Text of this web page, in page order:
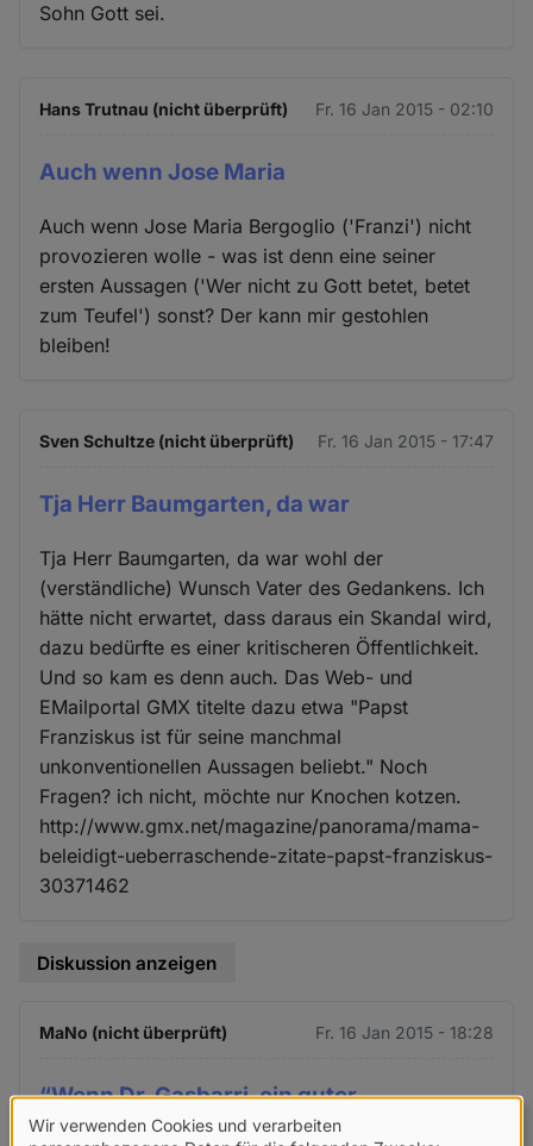
Sohn Gott sei.
Hans Trutnau (nicht überprüft) Fr. 16 Jan 2015 - 02:10
Auch wenn Jose Maria
Auch wenn Jose Maria Bergoglio ('Franzi') nicht
provozieren wolle - was ist denn eine seiner
ersten Aussagen ('Wer nicht zu Gott betet, betet
zum Teufel') sonst? Der kann mir gestohlen
bleiben!
Sven Schultze (nicht überprüft) Fr. 16 Jan 2015 - 17:47
Tja Herr Baumgarten, da war
Tja Herr Baumgarten, da war wohl der
(verständliche) Wunsch Vater des Gedankens. Ich
hätte nicht erwartet, dass daraus ein Skandal wird,
dazu bedürfte es einer kritischeren Öffentlichkeit.
Und so kam es denn auch. Das Web- und
EMailportal GMX titelte dazu etwa "Papst
Franziskus ist für seine manchmal
unkonventionellen Aussagen beliebt." Noch
Fragen? ich nicht, möchte nur Knochen kotzen.
http://www.gmx.net/magazine/panorama/mama-
beleidigt-ueberraschende-zitate-papst-franziskus-
30371462
Diskussion anzeigen
MaNo (nicht überprüft) Fr. 16 Jan 2015 - 18:28
“Wenn Dr. Gasbarri, ein guter
Wir verwenden Cookies und verarbeiten